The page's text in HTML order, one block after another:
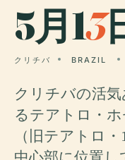
5月13
クリチバ BRAZIL
クリチバの活
るテアトロ・
（旧テアトロ